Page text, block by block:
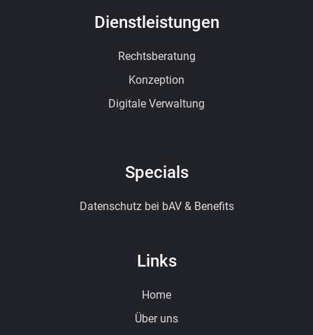
Dienstleistungen
Rechtsberatung
Konzeption
Digitale Verwaltung
Specials
Datenschutz bei bAV & Benefits
Links
Home
Über uns